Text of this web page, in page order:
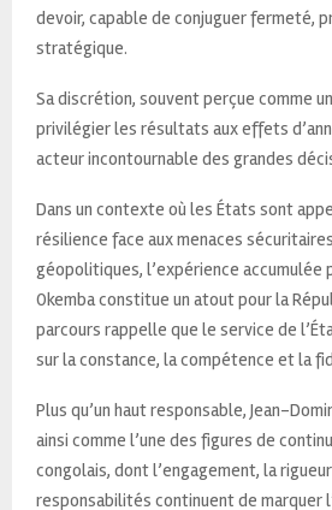
devoir, capable de conjuguer fermeté,
stratégique.
Sa discrétion, souvent perçue comme
privilégier les résultats aux effets
acteur incontournable des grandes
Dans un contexte où les États sont
résilience face aux menaces
géopolitiques, l’expérience accumulée
Okemba constitue un atout pour la
parcours rappelle que le service de
sur la constance, la compétence et la
Plus qu’un haut responsable, Jean-
ainsi comme l’une des figures de
congolais, dont l’engagement, la
responsabilités continuent de marquer